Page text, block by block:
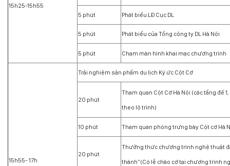
15h25-15h55
5 phút Phát biểu LĐ Cục DL
5 phút Phát biểu của Tổng công ty DL Hà Nội
5 phút Chạm màn hình khai mạc chương trình
15h55- 17h
Trải nghiệm sản phẩm du lịch Ký ức Cột Cờ
20 phút
Tham quan Cột Cờ Hà Nội (các tầng đế
theo lộ trình)
10 phút Tham quan phòng trưng bày Cột cờ Hà
20 phút
Thưởng thức chương trình nghệ thuật
thành”(Có lễ chào cờ tại chương trình